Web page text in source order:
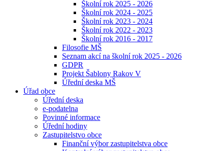
Školní rok 2025 - 2026
Školní rok 2024 - 2025
Školní rok 2023 - 2024
Školní rok 2022 - 2023
Školní rok 2016 - 2017
Filosofie MŠ
Seznam akcí na školní rok 2025 - 2026
GDPR
Projekt Šablony Rakov V
Úřední deska MŠ
Úřad obce
Úřední deska
e-podatelna
Povinné informace
Úřední hodiny
Zastupitelstvo obce
Finanční výbor zastupitelstva obce